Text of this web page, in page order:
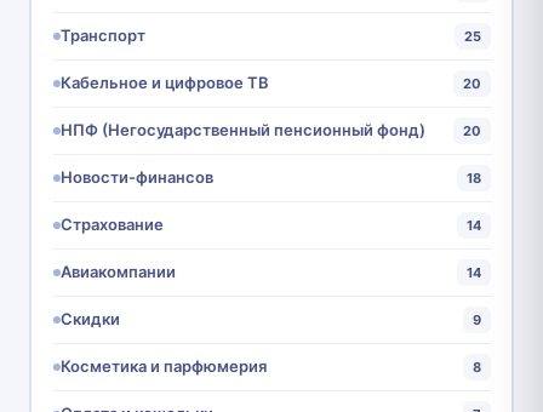
Транспорт 25
Кабельное и цифровое ТВ 20
НПФ (Негосударственный пенсионный фонд) 20
Новости-финансов 18
Страхование 14
Авиакомпании 14
Скидки 9
Косметика и парфюмерия 8